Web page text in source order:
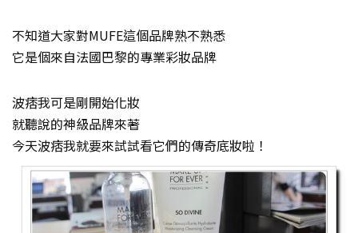
不知道大家對MUFE這個品牌熟不熟悉
它是個來自法國巴黎的專業彩妝品牌
波痞我可是剛開始化妝
就聽說的神級品牌來著
今天波痞我就要來試試看它們的傳奇底妝啦！